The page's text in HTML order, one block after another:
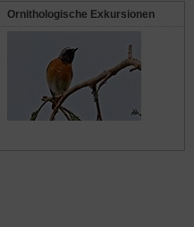
Ornithologische Exkursionen